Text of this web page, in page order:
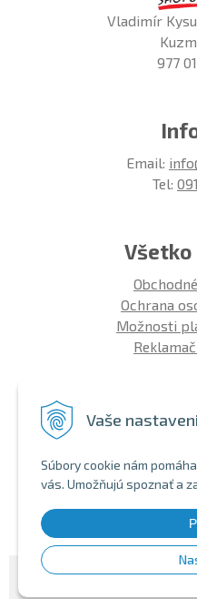
Vaše
Súbory cookie nám
vás. Umožňujú spoznať a
Vladimír
977
Email:
Tel:
Všetko
Ochrana
Možnosti
Aký bicykel
Nákup
© 2026 SHOPBIKE •NextShop